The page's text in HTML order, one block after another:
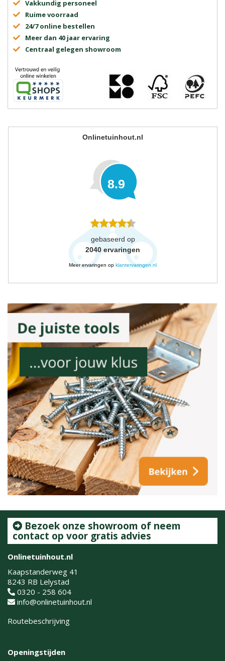
Vakkundig personeel
Ruime voorraad
24/7 online bestellen
Meer dan 40 jaar ervaring
Centraal gelegen showroom
Onlinetuinhout.nl
8.9
gebaseerd op
2040 ervaringen
Meer ervaringen op klantervaringen.nl
Bezoek onze showroom of neem
contact op voor gratis advies
Onlinetuinhout.nl
Kaapstanderweg 41
8243 RB Lelystad
0320 - 258 604
info@onlinetuinhout.nl
Routebeschrijving
Openingstijden